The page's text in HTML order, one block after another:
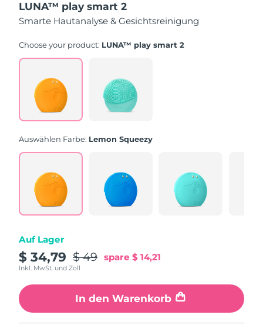
of
5
stars,
rating
Read
Reviews.
Same
page
link.
LUNA™ play smart 2
Smarte Hautanalyse & Gesichtsreinigung
Choose your product: LUNA™ play smart 2
Auswählen Farbe: Lemon Squeezy
Auf Lager
$ 34,79 $ 49 spare$ 14,21
Inkl. MwSt. und Zoll
In den Warenkorb